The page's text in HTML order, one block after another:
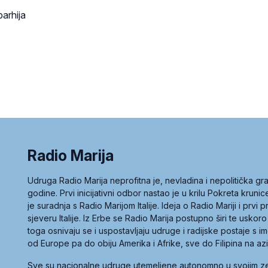
Radio Marija
Udruga Radio Marija neprofitna je, nevladina i nepolitička
godine. Prvi inicijativni odbor nastao je u krilu Pokreta
je suradnja s Radio Marijom Italije. Ideja o Radio Mariji i prvi
sjeveru Italije. Iz Erbe se Radio Marija postupno širi te
toga osnivaju se i uspostavljaju udruge i radijske postaje s
od Europe pa do obiju Amerika i Afrike, sve do Filipina na
Sve su nacionalne udruge utemeljene autonomno u svojim